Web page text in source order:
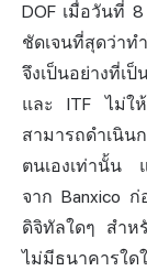
DOF เมื่อวันที่
ชัดเจนที่สุดว่าท
จึงเป็นอย่างที่เ
และ ITF ไม่ใ
สามารถดำเนิน
ตนเองเท่านั้น
จาก Banxico
ดิจิทัลใดๆ สำห
ไม่มีธนาคารใด